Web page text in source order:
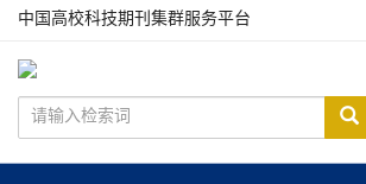
中国高校科技期刊集群服务平台